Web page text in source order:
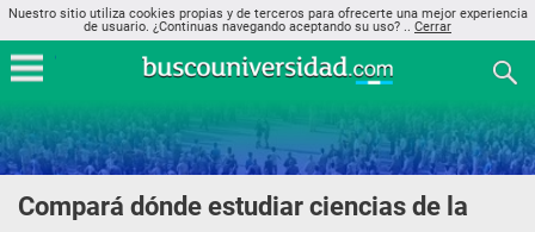
Nuestro sitio utiliza cookies propias y de terceros para ofrecerte una mejor experiencia
de usuario. ¿Continuas navegando aceptando su uso? .. Cerrar
Compará dónde estudiar ciencias de la